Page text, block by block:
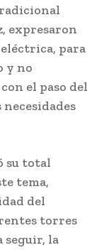
expresaron
para
y no
el paso del
su total
tema,
del
torres
seguir, la